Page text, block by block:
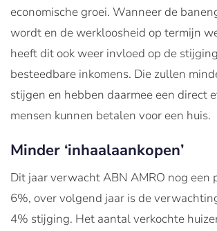
economische groei. Wanneer de
wordt en de werkloosheid op termijn
heeft dit ook weer invloed op de
besteedbare inkomens. Die zullen
stijgen en hebben daarmee een direct
mensen kunnen betalen voor een huis.
Minder ‘inhaalaankopen’
Dit jaar verwacht ABN AMRO nog een
6%, over volgend jaar is de
4% stijging. Het aantal verkochte